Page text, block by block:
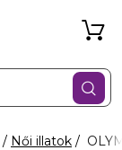
Női illatok